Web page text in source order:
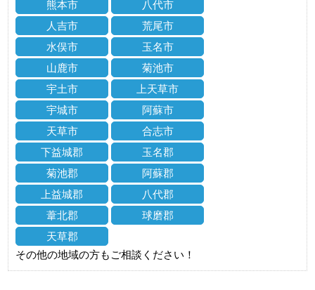
熊本市
八代市
人吉市
荒尾市
水俣市
玉名市
山鹿市
菊池市
宇土市
上天草市
宇城市
阿蘇市
天草市
合志市
下益城郡
玉名郡
菊池郡
阿蘇郡
上益城郡
八代郡
葦北郡
球磨郡
天草郡
その他の地域の方もご相談ください！